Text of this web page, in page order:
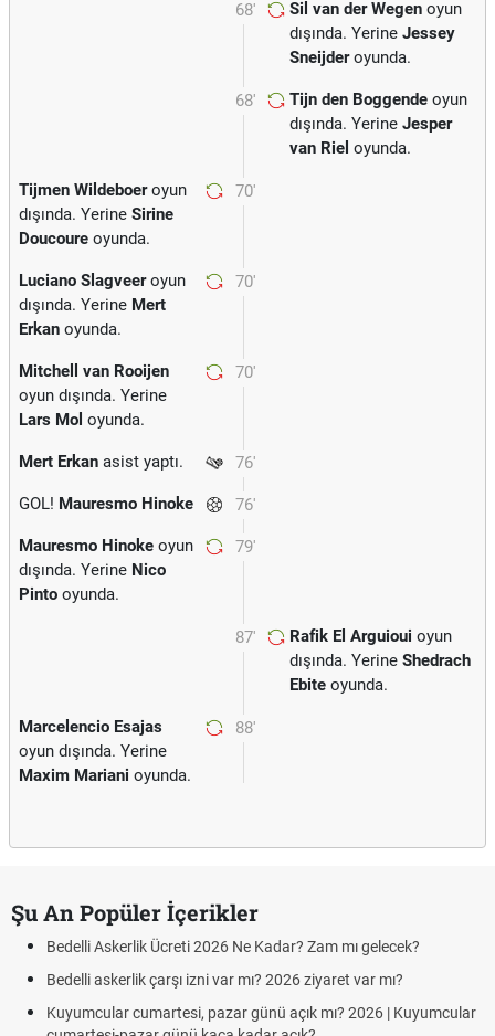
68' Sil van der Wegen oyun
dışında. Yerine Jessey
Sneijderoyunda.
68' Tijn den Boggende oyun
dışında. Yerine Jesper
van Riel oyunda.
70'
Tijmen Wildeboeroyun
dışında. Yerine Sirine
Doucoure oyunda.
70'
Luciano Slagveeroyun
dışında. Yerine Mert
Erkan oyunda.
70'
Mitchell van Rooijen
oyun dışında. Yerine
Lars Mol oyunda.
76'
Mert Erkan asist yaptı.
76'
GOL! Mauresmo Hinoke
79'
Mauresmo Hinoke oyun
dışında. Yerine Nico
Pinto oyunda.
87' Rafik El Arguioui oyun
dışında. Yerine Shedrach
Ebite oyunda.
88'
Marcelencio Esajas
oyun dışında. Yerine
Maxim Mariani oyunda.
Şu An Popüler İçerikler
Bedelli Askerlik Ücreti 2026 Ne Kadar? Zam mı gelecek?
Bedelli askerlik çarşı izni var mı? 2026 ziyaret var mı?
Kuyumcular cumartesi, pazar günü açık mı? 2026 | Kuyumcular